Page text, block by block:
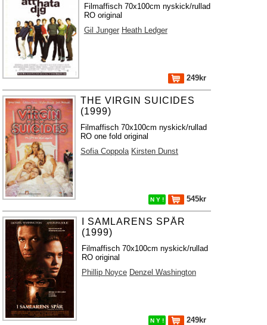
Filmaffisch 70x100cm nyskick/rullad
RO original
Gil Junger Heath Ledger
249kr
THE VIRGIN SUICIDES
(1999)
Filmaffisch 70x100cm nyskick/rullad
RO one fold original
Sofia Coppola Kirsten Dunst
N Y ! 545kr
I SAMLARENS SPÅR
(1999)
Filmaffisch 70x100cm nyskick/rullad
RO original
Phillip Noyce Denzel Washington
N Y ! 249kr